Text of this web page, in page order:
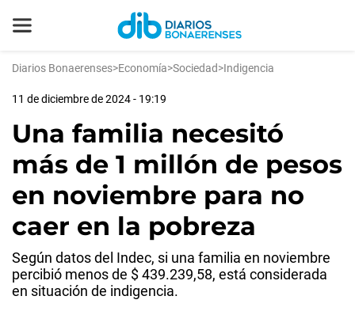
Diarios Bonaerenses>Economía>Sociedad>Indigencia
11 de diciembre de 2024 - 19:19
Una familia necesitó
más de 1 millón de pesos
en noviembre para no
caer en la pobreza
Según datos del Indec, si una familia en noviembre
percibió menos de $ 439.239,58, está considerada
en situación de indigencia.